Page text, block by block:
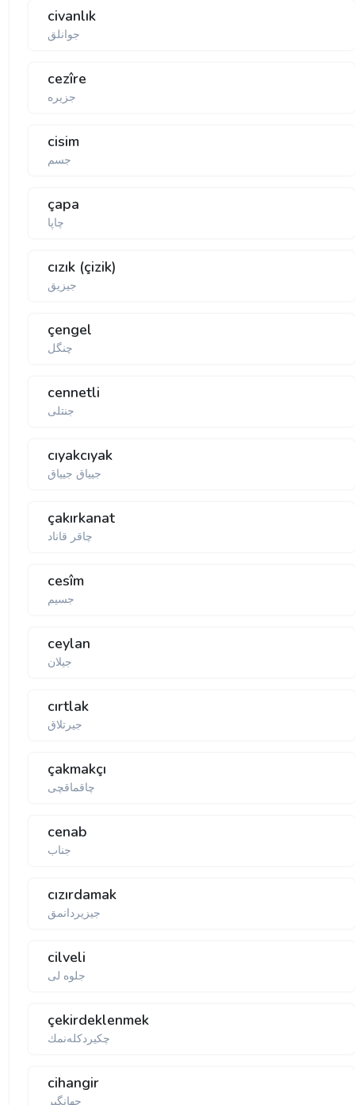
civanlık
جوانلق
cezîre
جزیرە
cisim
جسم
çapa
چاپا
cızık (çizik)
جیزیق
çengel
چنگل
cennetli
جنتلی
cıyakcıyak
جییاق جییاق
çakırkanat
چاقر قاناد
cesîm
جسیم
ceylan
جیلان
cırtlak
جیرتلاق
çakmakçı
چاقماقچی
cenab
جناب
cızırdamak
جیزیردانمق
cilveli
جلوه لی
çekirdeklenmek
چكیردكلەنمك
cihangir
جهانگیر